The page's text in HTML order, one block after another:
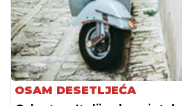
OSAM DESETLJEĆA